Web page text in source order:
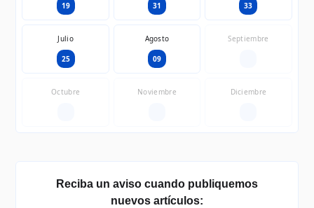
19 31 33
Julio
25
Agosto
09
Septiembre
Octubre Noviembre Diciembre
Reciba un aviso cuando publiquemos
nuevos artículos: